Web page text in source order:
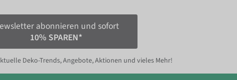
abonnieren und sofort
10% SPAREN*
Deko-Trends, Angebote, Aktionen und vieles Mehr!